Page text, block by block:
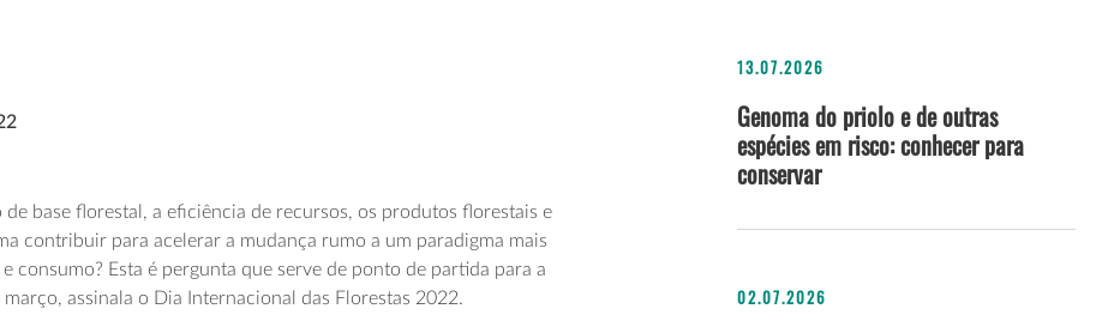
base florestal, a eficiência de recursos, os produtos florestais e
contribuir para acelerar a mudança rumo a um paradigma mais
consumo? Esta é pergunta que serve de ponto de partida para a
assinala o Dia Internacional das Florestas 2022.
13.07.2026
Genoma do priolo e de outras
espécies em risco: conhecer para
conservar
02.07.2026